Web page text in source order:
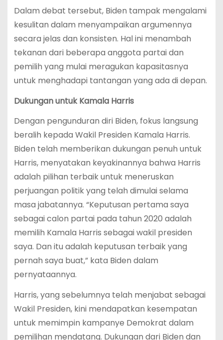
Dalam debat tersebut, Biden tampak mengalami
kesulitan dalam menyampaikan argumennya
secara jelas dan konsisten. Hal ini menambah
tekanan dari beberapa anggota partai dan
pemilih yang mulai meragukan kapasitasnya
untuk menghadapi tantangan yang ada di depan.
Dukungan untuk Kamala Harris
Dengan pengunduran diri Biden, fokus langsung
beralih kepada Wakil Presiden Kamala Harris.
Biden telah memberikan dukungan penuh untuk
Harris, menyatakan keyakinannya bahwa Harris
adalah pilihan terbaik untuk meneruskan
perjuangan politik yang telah dimulai selama
masa jabatannya. “Keputusan pertama saya
sebagai calon partai pada tahun 2020 adalah
memilih Kamala Harris sebagai wakil presiden
saya. Dan itu adalah keputusan terbaik yang
pernah saya buat,” kata Biden dalam
pernyataannya.
Harris, yang sebelumnya telah menjabat sebagai
Wakil Presiden, kini mendapatkan kesempatan
untuk memimpin kampanye Demokrat dalam
pemilihan mendatang. Dukungan dari Biden dan